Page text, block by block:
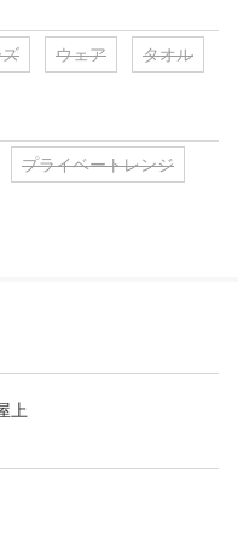
ウェア タオル
プライベートレンジ
上